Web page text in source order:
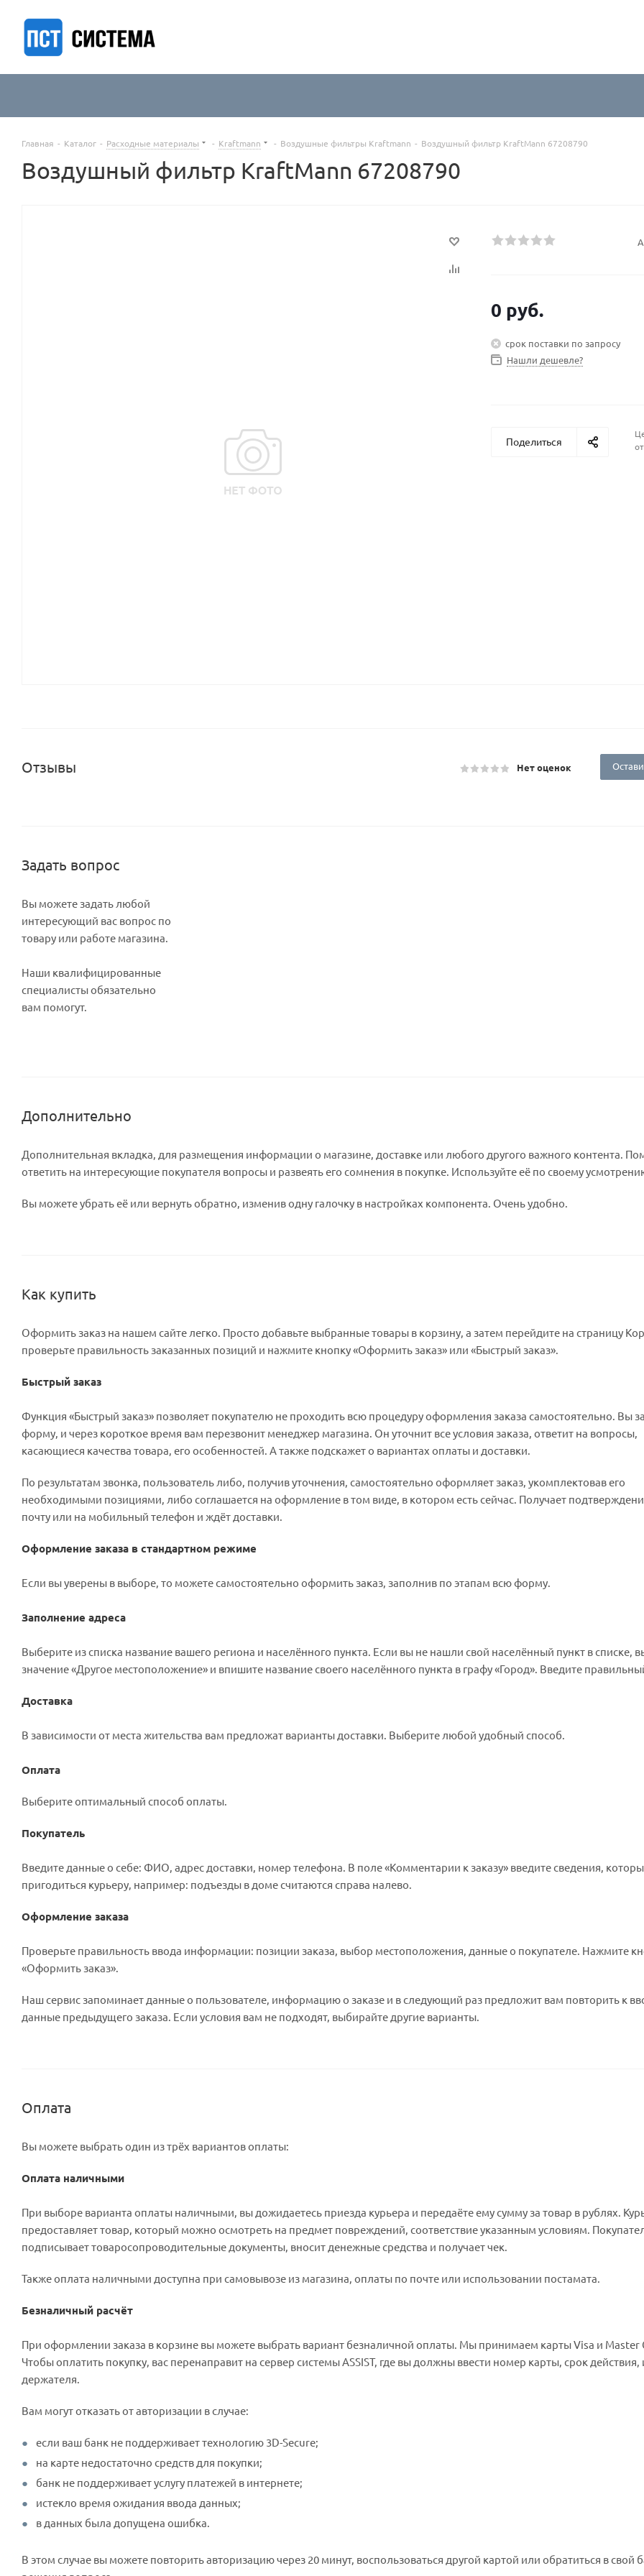
Главная - Каталог - Расходные материалы - Kraftmann - Воздушные фильтры Kraftmann - Воздушный фильтр KraftMann 67208790
Воздушный фильтр KraftMann 67208790
0 руб.
срок поставки по запросу
Нашли дешевле?
Поделиться
Отзывы Нет оценок
Задать вопрос
Вы можете задать любой
интересующий вас вопрос по
товару или работе магазина.
Наши квалифицированные
специалисты обязательно
вам помогут.
Дополнительно
Дополнительная вкладка, для размещения информации о магазине, доставке или любого другого важного контента.
ответить на интересующие покупателя вопросы и развеять его сомнения в покупке. Используйте её по своему
Вы можете убрать её или вернуть обратно, изменив одну галочку в настройках компонента. Очень удобно.
Как купить
Оформить заказ на нашем сайте легко. Просто добавьте выбранные товары в корзину, а затем перейдите на страницу
проверьте правильность заказанных позиций и нажмите кнопку «Оформить заказ» или «Быстрый заказ».
Быстрый заказ
Функция «Быстрый заказ» позволяет покупателю не проходить всю процедуру оформления заказа самостоятельно. Вы
форму, и через короткое время вам перезвонит менеджер магазина. Он уточнит все условия заказа, ответит на вопросы,
касающиеся качества товара, его особенностей. А также подскажет о вариантах оплаты и доставки.
По результатам звонка, пользователь либо, получив уточнения, самостоятельно оформляет заказ, укомплектовав его
необходимыми позициями, либо соглашается на оформление в том виде, в котором есть сейчас. Получает
почту или на мобильный телефон и ждёт доставки.
Оформление заказа в стандартном режиме
Если вы уверены в выборе, то можете самостоятельно оформить заказ, заполнив по этапам всю форму.
Заполнение адреса
Выберите из списка название вашего региона и населённого пункта. Если вы не нашли свой населённый пункт в списке,
значение «Другое местоположение» и впишите название своего населённого пункта в графу «Город». Введите
Доставка
В зависимости от места жительства вам предложат варианты доставки. Выберите любой удобный способ.
Оплата
Выберите оптимальный способ оплаты.
Покупатель
Введите данные о себе: ФИО, адрес доставки, номер телефона. В поле «Комментарии к заказу» введите сведения,
пригодиться курьеру, например: подъезды в доме считаются справа налево.
Оформление заказа
Проверьте правильность ввода информации: позиции заказа, выбор местоположения, данные о покупателе. Нажмите
«Оформить заказ».
Наш сервис запоминает данные о пользователе, информацию о заказе и в следующий раз предложит вам повторить к
данные предыдущего заказа. Если условия вам не подходят, выбирайте другие варианты.
Оплата
Вы можете выбрать один из трёх вариантов оплаты:
Оплата наличными
При выборе варианта оплаты наличными, вы дожидаетесь приезда курьера и передаёте ему сумму за товар в рублях.
предоставляет товар, который можно осмотреть на предмет повреждений, соответствие указанным условиям.
подписывает товаросопроводительные документы, вносит денежные средства и получает чек.
Также оплата наличными доступна при самовывозе из магазина, оплаты по почте или использовании постамата.
Безналичный расчёт
При оформлении заказа в корзине вы можете выбрать вариант безналичной оплаты. Мы принимаем карты Visa и Master
Чтобы оплатить покупку, вас перенаправит на сервер системы ASSIST, где вы должны ввести номер карты, срок действия,
держателя.
Вам могут отказать от авторизации в случае:
если ваш банк не поддерживает технологию 3D-Secure;
на карте недостаточно средств для покупки;
банк не поддерживает услугу платежей в интернете;
истекло время ожидания ввода данных;
в данных была допущена ошибка.
В этом случае вы можете повторить авторизацию через 20 минут, воспользоваться другой картой или обратиться в свой